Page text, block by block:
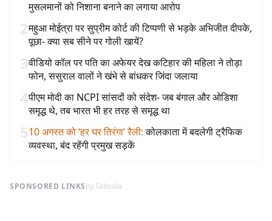
मुसलमानों को निशाना बनाने का लगाया आरोप
2महुआ मोईत्रा पर सुप्रीम कोर्ट की टिप्पणी से भड़के अभिजीत दीपके,
पूछा- क्या सब सीने पर गोली खायें?
3वीडियो कॉल पर पति का अफेयर देख कटिहार की महिला ने तोड़ा
फोन, ससुराल वालों ने खंभे से बांधकर जिंदा जलाया
4पीएम मोदी का NCPI सांसदों को संदेश- जब बंगाल और ओडिशा
समृद्ध थे, तब भारत भी हर तरह से समृद्ध था
510 अगस्त को ‘हर घर तिरंगा’ रैली: कोलकाता में बदलेगी ट्रैफिक
व्यवस्था, बंद रहेंगी प्रमुख सड़कें
SPONSORED LINKSby Taboola